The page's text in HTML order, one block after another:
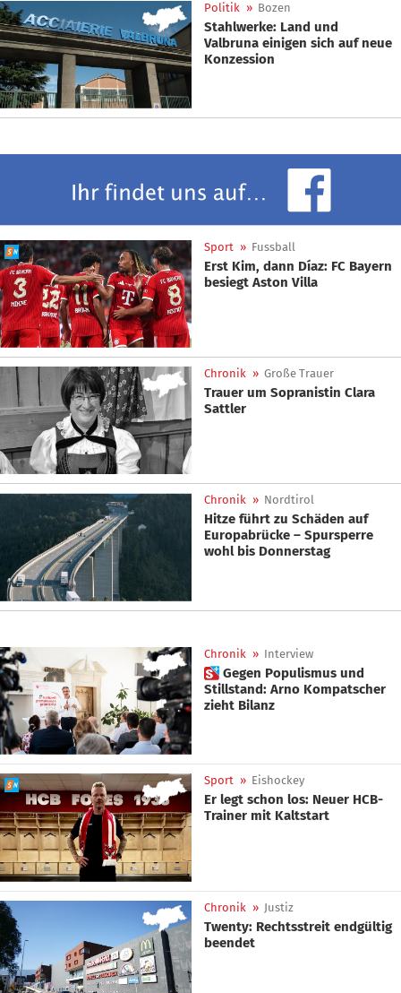
Politik » Bozen
Stahlwerke: Land und
Valbruna einigen sich auf neue
Konzession
Sport » Fussball
Erst Kim, dann Díaz: FC Bayern
besiegt Aston Villa
Chronik » Große Trauer
Trauer um Sopranistin Clara
Sattler
Chronik » Nordtirol
Hitze führt zu Schäden auf
Europabrücke – Spursperre
wohl bis Donnerstag
Chronik » Interview
 Gegen Populismus und
Stillstand: Arno Kompatscher
zieht Bilanz
Sport » Eishockey
Er legt schon los: Neuer HCB-
Trainer mit Kaltstart
Chronik » Justiz
Twenty: Rechtsstreit endgültig
beendet